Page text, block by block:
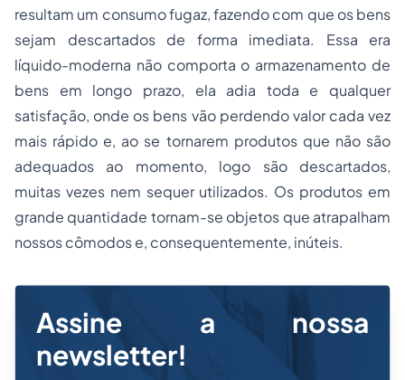
resultam um consumo fugaz, fazendo com que os bens
sejam descartados de forma imediata. Essa era
líquido-moderna não comporta o armazenamento de
bens em longo prazo, ela adia toda e qualquer
satisfação, onde os bens vão perdendo valor cada vez
mais rápido e, ao se tornarem produtos que não são
adequados ao momento, logo são descartados,
muitas vezes nem sequer utilizados. Os produtos em
grande quantidade tornam-se objetos que atrapalham
nossos cômodos e, consequentemente, inúteis.
Assine a nossa
newsletter!